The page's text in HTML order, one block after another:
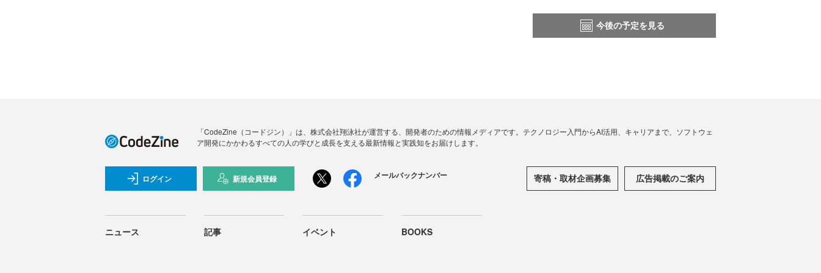
今後の予定を見る
「CodeZine（コードジン）」は、株式会社翔泳社が運営する、開発者のための情報メディアです。テクノロジー入門からAI活用、キャリアまで、ソフトウェ
ア開発にかかわるすべての人の学びと成長を支える最新情報と実践知をお届けします。
ログイン 新規会員登録 メールバックナンバー 寄稿・取材企画募集 広告掲載のご案内
ニュース 記事 イベント BOOKS